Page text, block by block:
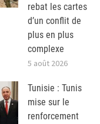
rebat les cartes
d’un conflit de
plus en plus
complexe
5 août 2026
Tunisie : Tunis
mise sur le
renforcement